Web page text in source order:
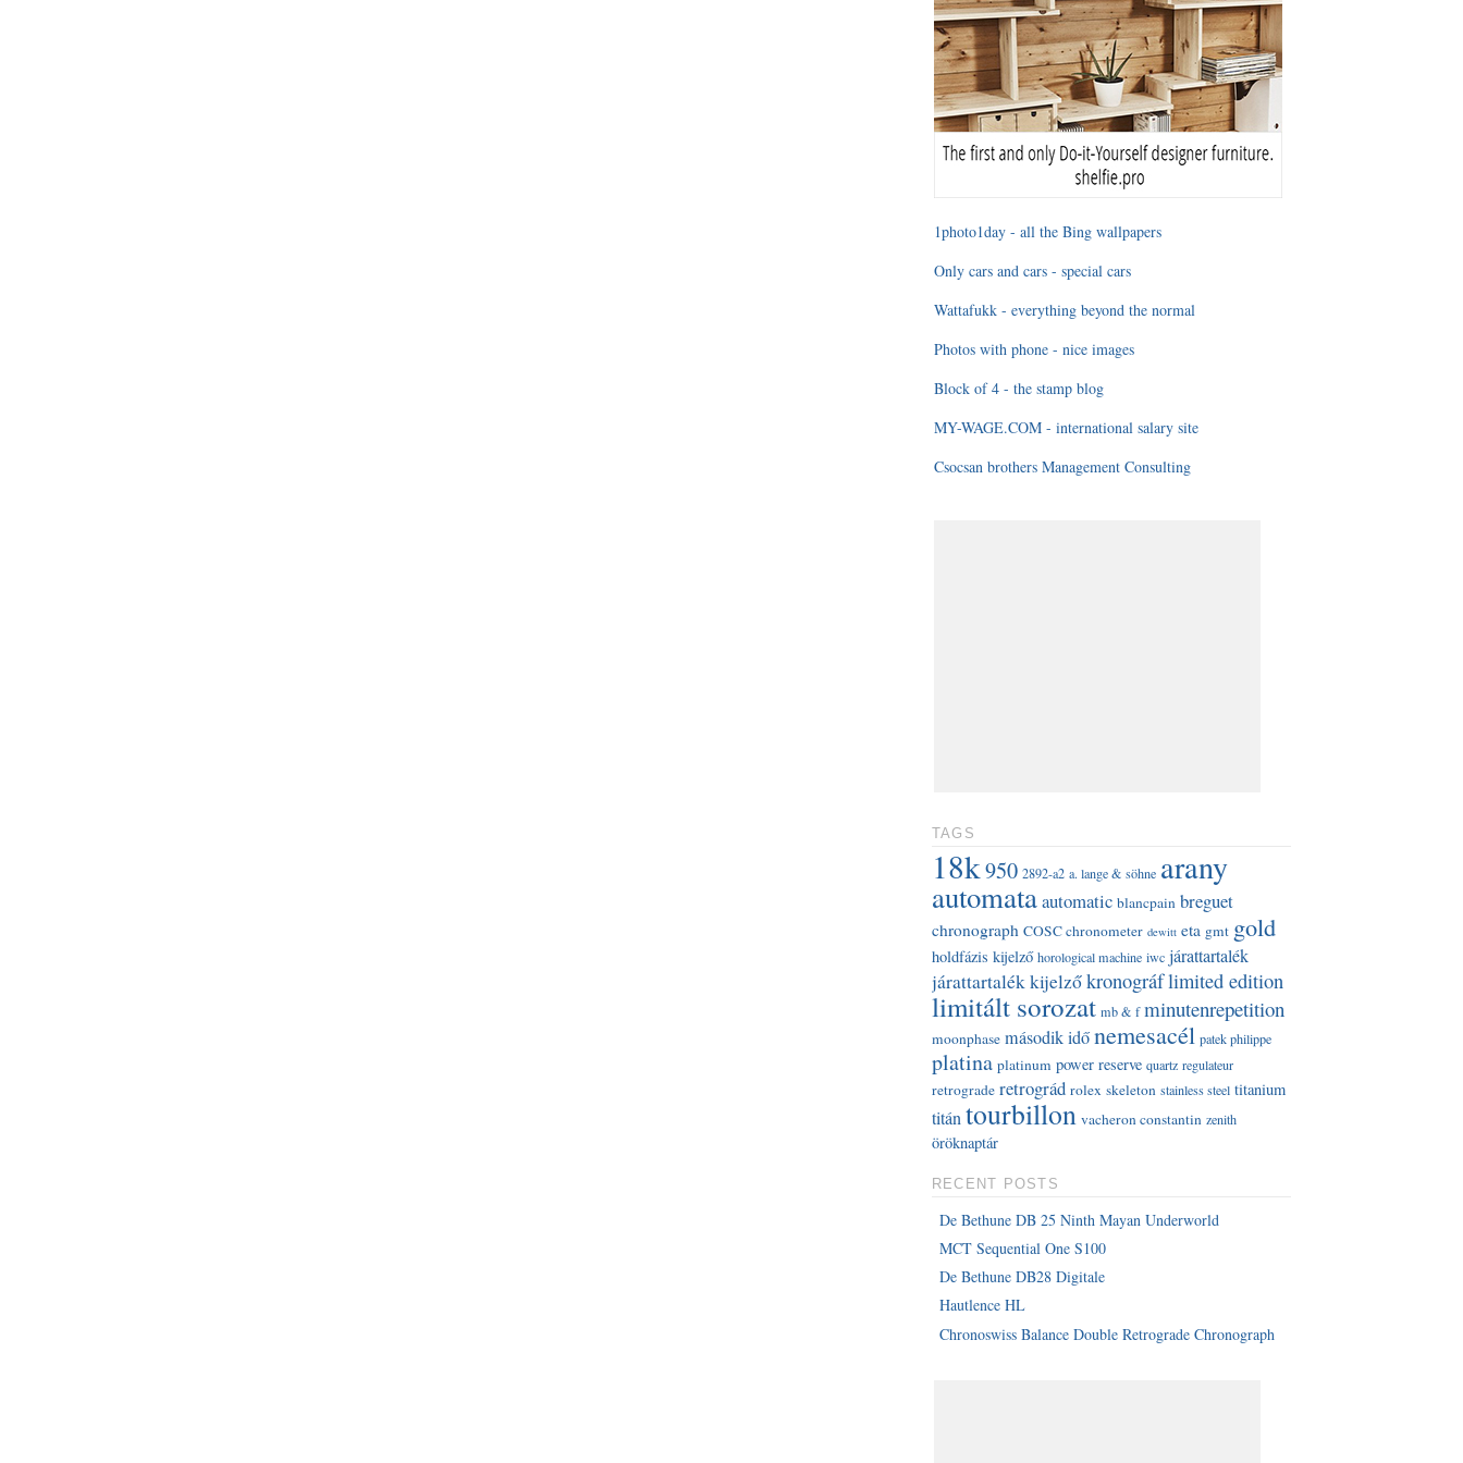
1photo1day - all the Bing wallpapers
Only cars and cars - special cars
Wattafukk - everything beyond the normal
Photos with phone - nice images
Block of 4 - the stamp blog
MY-WAGE.COM - international salary site
Csocsan brothers Management Consulting
TAGS
18k950 2892-a2 a. lange & söhne arany
automataautomatic blancpain breguet
chronograph COSC chronometer dewitt eta gmt gold
holdfázis kijelző horological machine iwc járattartalék
járattartalék kijelzőkronográflimited edition
limitált sorozat mb & f minutenrepetition
moonphase második időnemesacél patek philippe
platina platinum power reserve quartz regulateur
retrograde retrográd rolex skeleton stainless steel titanium
titántourbillon vacheron constantin zenith
öröknaptár
RECENT POSTS
De Bethune DB 25 Ninth Mayan Underworld
MCT Sequential One S100
De Bethune DB28 Digitale
Hautlence HL
Chronoswiss Balance Double Retrograde Chronograph